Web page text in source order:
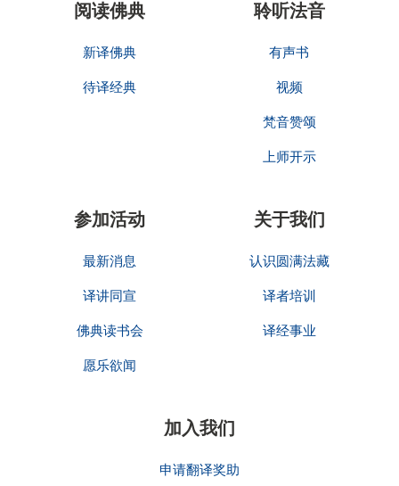
阅读佛典
新译佛典
待译经典
聆听法音
有声书
视频
梵音赞颂
上师开示
参加活动
最新消息
译讲同宣
佛典读书会
愿乐欲闻
关于我们
认识圆满法藏
译者培训
译经事业
加入我们
申请翻译奖助